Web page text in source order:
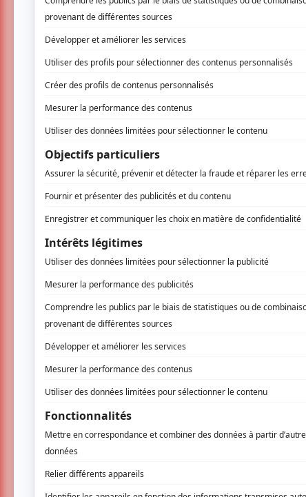
expérimentale seront au rendez-
La salle de spectacle du Ministère se
la tradition », lit-on dans un
gratuits, à l’instar d’une discothèque soul
le traditionnel Pizza Party le 15 février à
En ce qui concerne les prestations
Mystery Lights livreront une
Love en guise de premières parties. Le
en duo par leur musique punk, suivies de
musique électronique Kap Bambino.
Le 12 février à 20 h au Belmont, le
album,The Agent Intellect. Il sera
premières parties. Toujours au même
Husser entrera sur scène, précédé cette
Quant à la Sala Rossa, c’est Christopher
qui y exécutera son album
I Wanna
Savage et Fine Food Market assumeront
de Montréal offriront dans cette même
en première partie. Enfin, le 14, Lydia
Suicide. Ils seront précédés par Nuha Ruby